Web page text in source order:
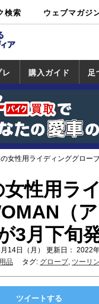
検索
検
検
検
ウェブマガジ
購入ガイド
一覧
足
の女性用ライディンググロー
女性用ラ
（
3月下旬
14日（月） 更新日： 2022
品 タグ: グローブ, ツーリ
ツイートする